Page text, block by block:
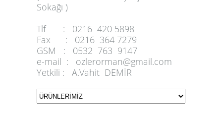
Sokağı )
Tlf :
0216 420 5898
Fax :
0216 364 7279
GSM :
0532 763 9147
e-mail :
ozlerorman@gmail.com
Yetkili :
A.Vahit DEMİR